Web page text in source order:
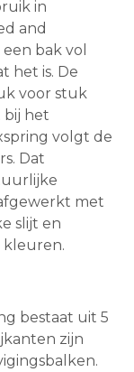
in
and
bak vol
het is. De
voor stuk
bij het
volgt de
Dat
met
slijt en
kleuren.
bestaat uit 5
zijn